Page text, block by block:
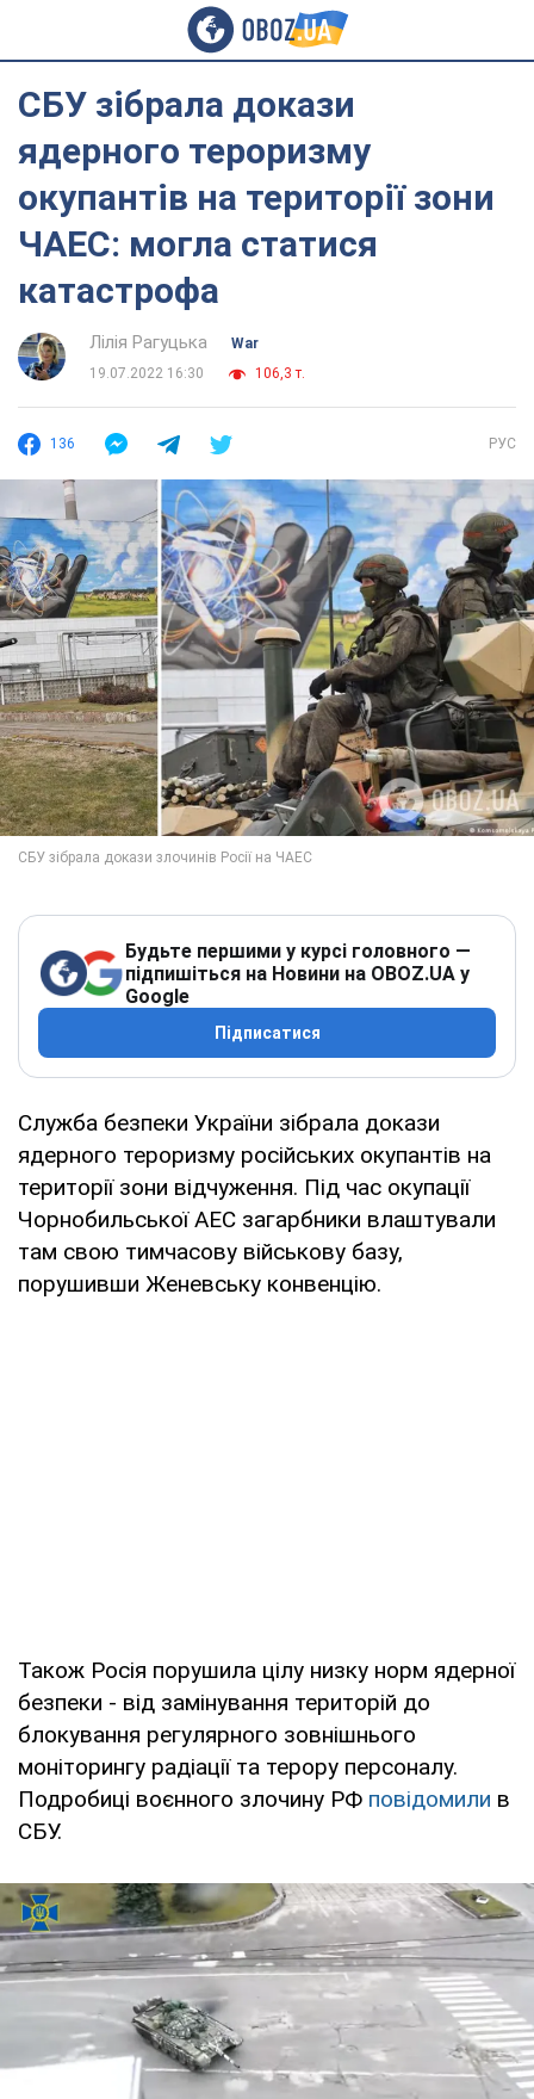
СБУ зібрала докази
ядерного тероризму
окупантів на території зони
ЧАЕС: могла статися
катастрофа
Лілія Рагуцька
War
19.07.2022 16:30
106,3 т.
136 РУС
Будьте першими у курсі головного —
підпишіться на Новини на OBOZ.UA у
Google
Підписатися
Служба безпеки України зібрала докази
ядерного тероризму російських окупантів на
території зони відчуження. Під час окупації
Чорнобильської АЕС загарбники влаштували
там свою тимчасову військову базу,
порушивши Женевську конвенцію.
Також Росія порушила цілу низку норм ядерної
безпеки - від замінування територій до
блокування регулярного зовнішнього
моніторингу радіації та терору персоналу.
Подробиці воєнного злочину РФ повідомили в
СБУ.